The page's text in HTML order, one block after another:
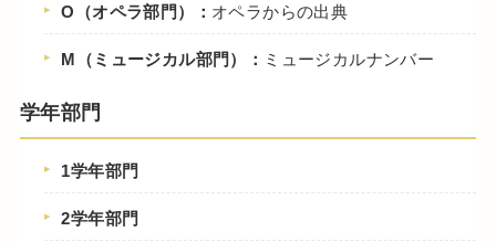
O（オペラ部門）： オペラからの出典
M（ミュージカル部門）： ミュージカルナンバー
学年部門
1学年部門
2学年部門